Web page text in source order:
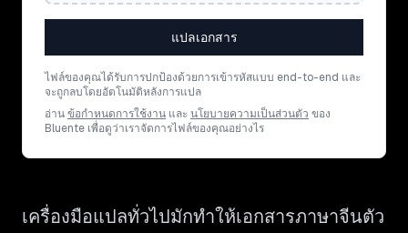
แปลเอกสาร
ไฟล์ของคุณได้รับการปกป้องด้วยการเข้ารหัสแบบ end-to-end และ
จะถูกลบโดยอัตโนมัติหลังการแปล
อ่านข้อกำหนดการใช้งาน และ นโยบายความเป็นส่วนตัว ของ
Bluente เพื่อดูว่าเราจัดการไฟล์ของคุณอย่างไร
เครื่องมือแปลทั่วไปมักทำให้เอกสารภาษาจีนตัว